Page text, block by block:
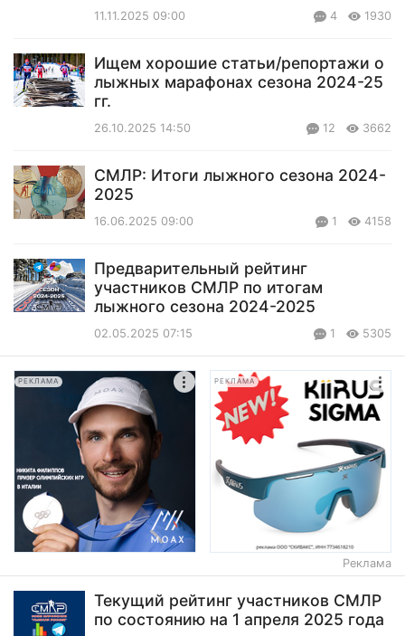
11.11.2025 09:00 4 1930
Ищем хорошие статьи/репортажи о
лыжных марафонах сезона 2024-25
гг.
26.10.2025 14:50 12 3662
СМЛР: Итоги лыжного сезона 2024-
2025
16.06.2025 09:00 1 4158
Предварительный рейтинг
участников СМЛР по итогам
лыжного сезона 2024-2025
02.05.2025 07:15 1 5305
РЕКЛАМА РЕКЛАМА
Реклама
Текущий рейтинг участников СМЛР
по состоянию на 1 апреля 2025 года